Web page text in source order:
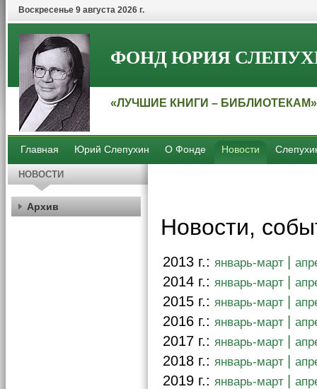
Воскресенье 9 августа 2026 г.
ФОНД ЮРИЯ
«ЛУЧШИЕ КНИГИ – БИБЛИОТЕКАМ»
Главная Юрий Слепухин О Фонде Новости
Новости,
2013 г.: январь-март
2014 г.: январь-март
2015 г.: январь-март
2016 г.: январь-март
2017 г.: январь-март
2018 г.: январь-март
2019 г.: январь-март
НОВОСТИ
Архив